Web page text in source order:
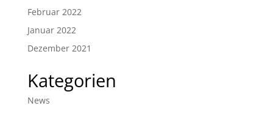
Februar 2022
Januar 2022
Dezember 2021
Kategorien
News